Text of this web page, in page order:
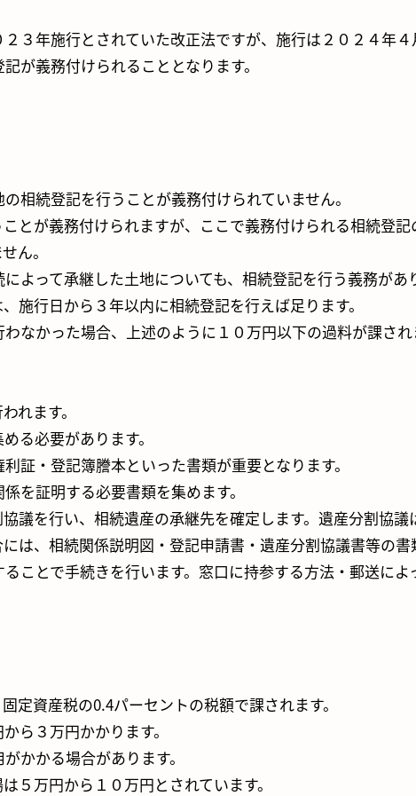
３年施行とされていた改正法ですが、施行は２０２４年４
が義務付けられることとなります。
相続登記を行うことが義務付けられていません。
とが義務付けられますが、ここで義務付けられる相続登
ん。
よって承継した土地についても、相続登記を行う義務があ
施行日から３年以内に相続登記を行えば足ります。
なかった場合、上述のように１０万円以下の過料が課され
れます。
る必要があります。
証・登記簿謄本といった書類が重要となります。
を証明する必要書類を集めます。
議を行い、相続遺産の承継先を確定します。遺産分割協議
は、相続関係説明図・登記申請書・遺産分割協議書等の書
ことで手続きを行います。窓口に持参する方法・郵送に
定資産税の0.4パーセントの税額で課されます。
ら３万円かかります。
かかる場合があります。
５万円から１０万円とされています。